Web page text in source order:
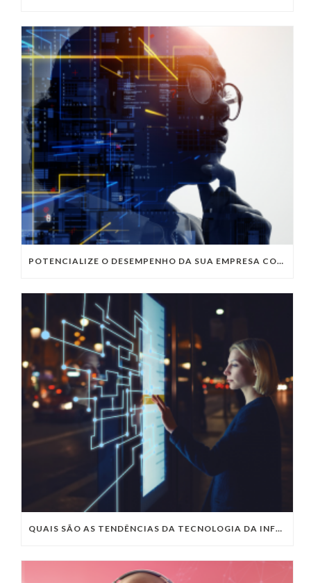
POTENCIALIZE O DESEMPENHO DA SUA EMPRESA COM OS SERVIÇOS DE TI DA VIVO VITA
QUAIS SÃO AS TENDÊNCIAS DA TECNOLOGIA DA INFORMAÇÃO PARA 2023?